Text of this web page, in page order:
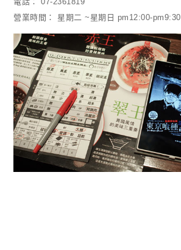
營業時間： 星期二 ~星期日 pm12:00-pm9:30